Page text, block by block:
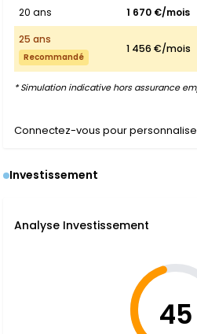
20 ans
1 670 €/mois
25 ans
Recommandé
1 456 €/mois
* Simulation indicative hors assurance
Connectez-vous pour
Investissement
Analyse Investissement
45